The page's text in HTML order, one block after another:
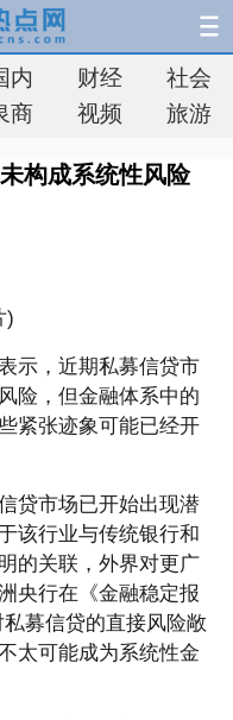
内 财经
社会
商 视频 旅游
构成系统性风险
)
示，近期私募信贷市
险，但金融体系中的
紧张迹象可能已经开
贷市场已开始出现潜
该行业与传统银行和
的关联，外界对更广
央行在《金融稳定报
募信贷的直接风险敞
太可能成为系统性金